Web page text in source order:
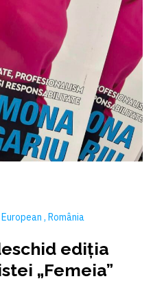
România
ediția
„Femeia”